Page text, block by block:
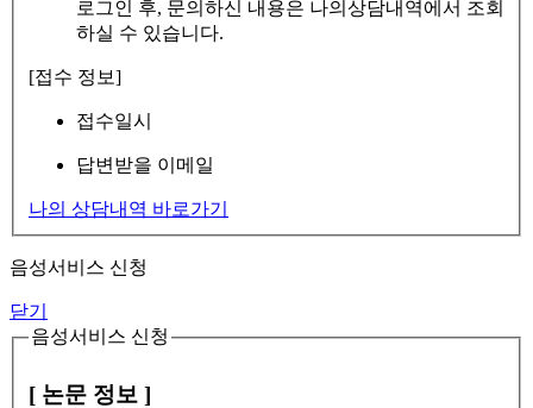
로그인 후, 문의하신 내용은 나의상담내역에서 조회
하실 수 있습니다.
[접수 정보]
접수일시
답변받을 이메일
나의 상담내역 바로가기
음성서비스 신청
닫기
음성서비스 신청
[ 논문 정보 ]